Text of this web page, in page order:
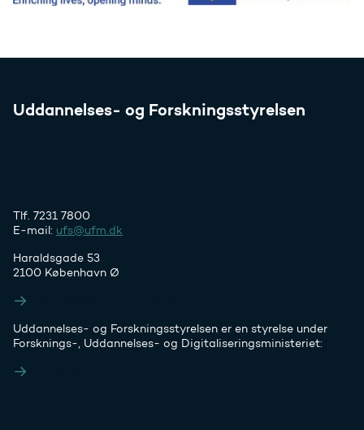
Uddannelses- og Forskningsstyrelsen
Tlf. 7231 7800
E-mail: ufs@ufm.dk
Haraldsgade 53
2100 København Ø
Uddannelses- og Forskningsstyrelsen er en styrelse under
Forsknings-, Uddannelses- og Digitaliseringsministeriet: